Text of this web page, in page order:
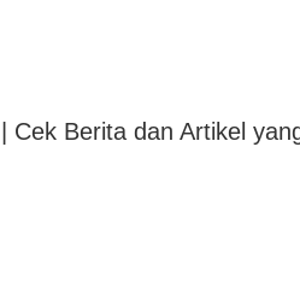
| Cek Berita dan Artikel